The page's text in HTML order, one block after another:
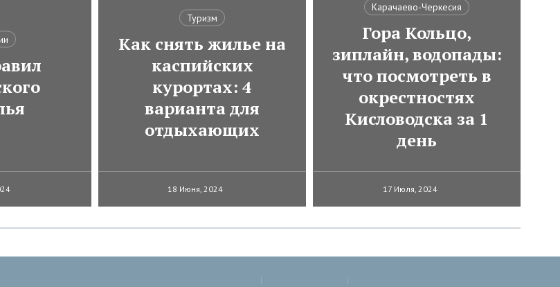
Туризм
Как снять жилье на
каспийских
курортах: 4
варианта для
отдыхающих
18 Июня, 2024
Карачаево-Черкесия
Гора Кольцо,
зиплайн, водопады:
что посмотреть в
окрестностях
Кисловодска за 1
день
17 Июля, 2024